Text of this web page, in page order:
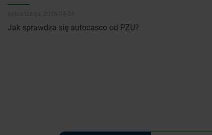
Jak sprawdza się autocasco od PZU?